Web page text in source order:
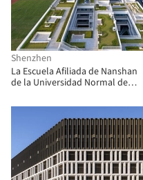
Shenzhen
La Escuela Afiliada de Nanshan
de la Universidad Normal de